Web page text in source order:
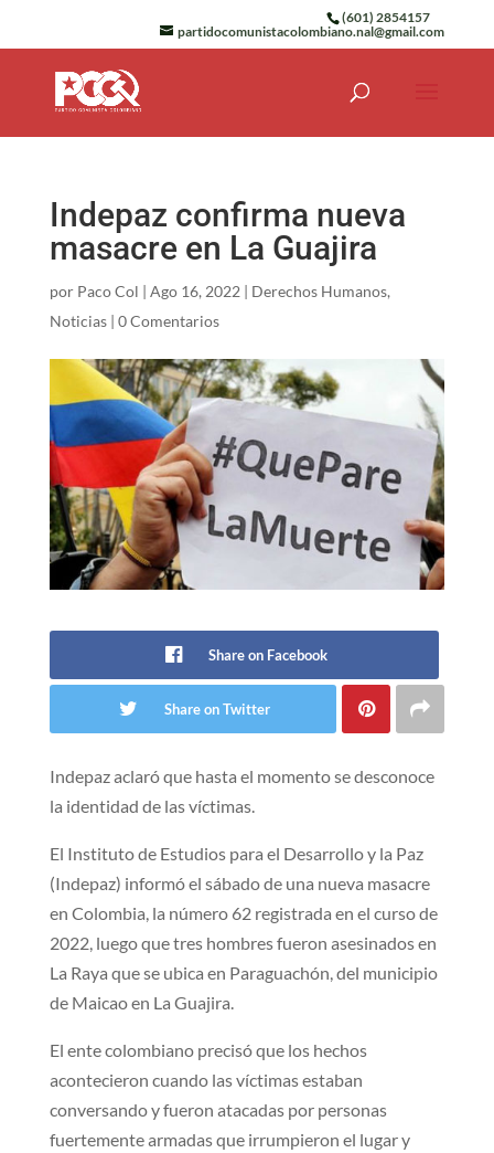
(601) 2854157
partidocomunistacolombiano.nal@gmail.com
Indepaz confirma nueva
masacre en La Guajira
por Paco Col | Ago 16, 2022 | Derechos Humanos,
Noticias| 0 Comentarios
Share on Facebook
Share on Twitter
Indepaz aclaró que hasta el momento se desconoce
la identidad de las víctimas.
El Instituto de Estudios para el Desarrollo y la Paz
(Indepaz) informó el sábado de una nueva masacre
en Colombia, la número 62 registrada en el curso de
2022, luego que tres hombres fueron asesinados en
La Raya que se ubica en Paraguachón, del municipio
de Maicao en La Guajira.
El ente colombiano precisó que los hechos
acontecieron cuando las víctimas estaban
conversando y fueron atacadas por personas
fuertemente armadas que irrumpieron el lugar y